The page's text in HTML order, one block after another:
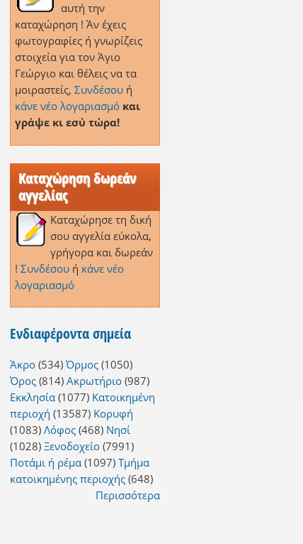
αυτή την
καταχώρηση ! Άν έχεις
φωτογραφίες ή γνωρίζεις
στοιχεία για τον Άγιο
Γεώργιο και θέλεις να τα
μοιραστείς, Συνδέσουή
κάνε νέο λογαριασμό και
γράψε κι εσύ τώρα!
Καταχώρηση δωρεάν
αγγελίας
Καταχώρησε τη δική
σου αγγελία εύκολα,
γρήγορα και δωρεάν
! Συνδέσουή κάνε νέο
λογαριασμό
Ενδιαφέροντα σημεία
Άκρο(534) Όρμος(1050)
Όρος(814) Ακρωτήριο(987)
Εκκλησία(1077) Κατοικημένη
περιοχή (13587) Κορυφή
(1083) Λόφος(468) Νησί
(1028) Ξενοδοχείο(7991)
Ποτάμι ή ρέμα(1097) Τμήμα
κατοικημένης περιοχής(648)
Περισσότερα